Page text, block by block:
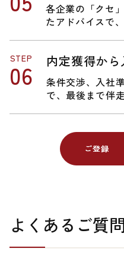
各企業の「クセ
たアドバイスで
STEP 内定獲得か
条件交渉、入社
で、最後まで伴
ご登録
ご登録
よくあるご質問